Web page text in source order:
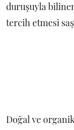
duruşuyla
tercih etmesi
Doğal ve